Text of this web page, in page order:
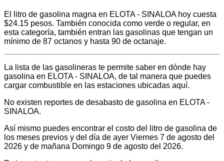
El litro de gasolina magna en ELOTA - SINALOA hoy cuesta
$24.15 pesos. También conocida como verde o regular, en
esta categoría, también entran las gasolinas que tengan un
mínimo de 87 octanos y hasta 90 de octanaje.
La lista de las gasolineras te permite saber en dónde hay
gasolina en ELOTA - SINALOA, de tal manera que puedes
cargar combustible en las estaciones ubicadas aquí.
No existen reportes de desabasto de gasolina en ELOTA -
SINALOA.
Así mismo puedes encontrar el costo del litro de gasolina de
los meses previos y del día de ayer Viernes 7 de agosto del
2026 y de mañana Domingo 9 de agosto del 2026.